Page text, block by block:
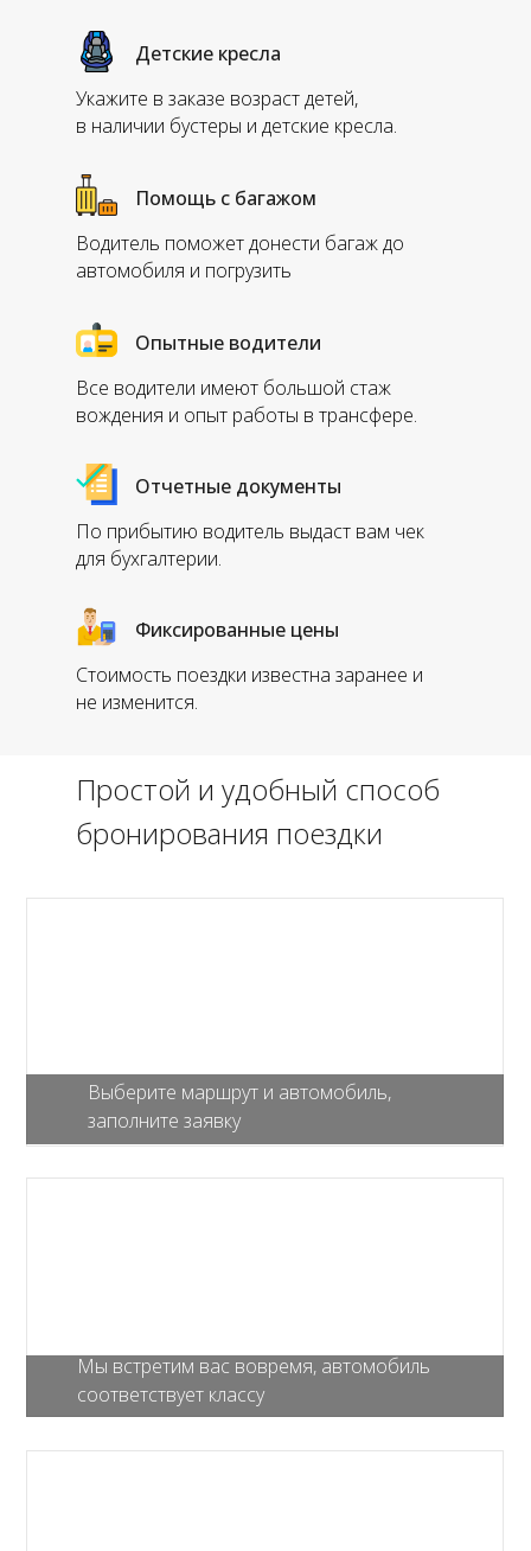
Укажите в заказе возраст детей,
в наличии бустеры и детские кресла.
Водитель поможет донести багаж до
автомобиля и погрузить
Детские кресла
Помощь с багажом
Все водители имеют большой стаж
вождения и опыт работы в трансфере.
По прибытию водитель выдаст вам чек
для бухгалтерии.
Стоимость поездки известна заранее и
не изменится.
Опытные водители
Отчетные документы
Фиксированные цены
Простой и удобный способ
бронирования поездки
Выберите маршрут и автомобиль,
заполните заявку
Мы встретим вас вовремя, автомобиль
соответствует классу